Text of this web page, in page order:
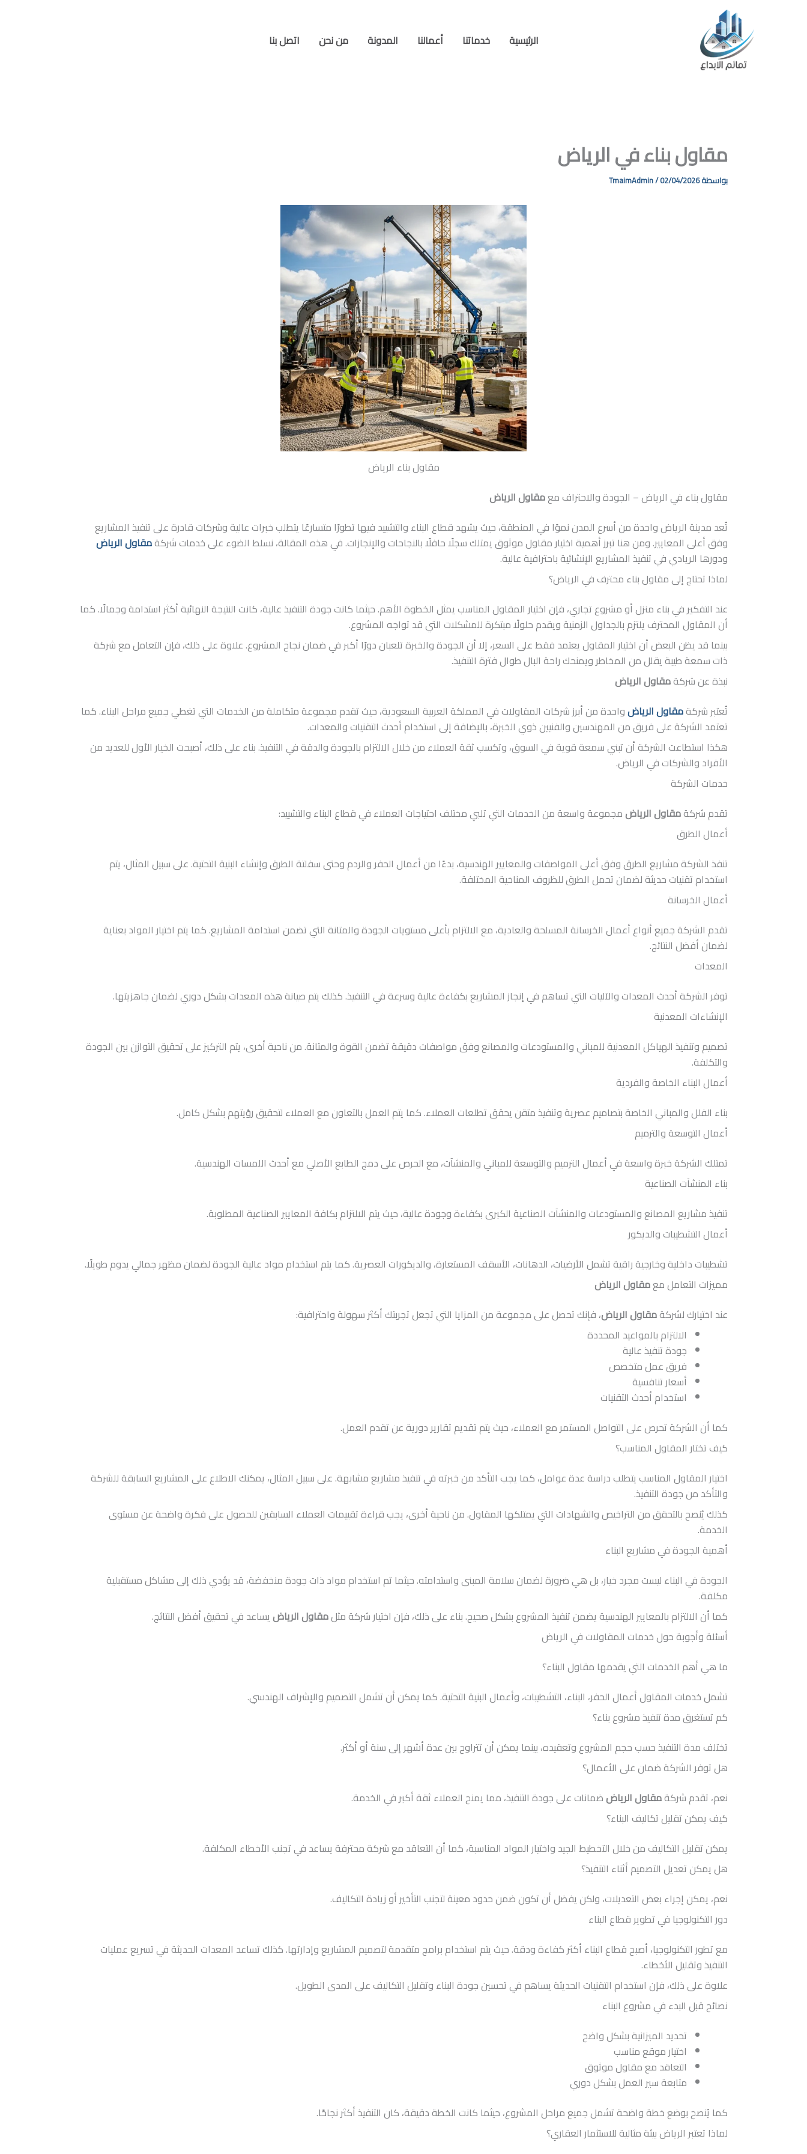
الرئيسية خدماتنا أعمالنا المدونة من نحن اتصل بنا
مقاول بناء في الرياض
بواسطة TmaimAdmin/02/04/2026
مقاول بناء الرياض
مقاول بناء في الرياض – الجودة والاحتراف معمقاول الرياض
تُعد مدينة الرياض واحدة من أسرع المدن نموًا في المنطقة، حيث يشهد قطاع البناء والتشييد فيها تطورًا متسارعًا يتطلب خبرات عالية وشركات قادرة على تنفيذ المشاريع
وفق أعلى المعايير. ومن هنا تبرز أهمية اختيار مقاول موثوق يمتلك سجلًا حافلًا بالنجاحات والإنجازات. في هذه المقالة، نسلط الضوء على خدمات شركةمقاول الرياض
ودورها الريادي في تنفيذ المشاريع الإنشائية باحترافية عالية.
لماذا تحتاج إلى مقاول بناء محترف في الرياض؟
عند التفكير في بناء منزل أو مشروع تجاري، فإن اختيار المقاول المناسب يمثل الخطوة الأهم. حيثما كانت جودة التنفيذ عالية، كانت النتيجة النهائية أكثر استدامة وجمالًا. كما
أن المقاول المحترف يلتزم بالجداول الزمنية ويقدم حلولًا مبتكرة للمشكلات التي قد تواجه المشروع.
بينما قد يظن البعض أن اختيار المقاول يعتمد فقط على السعر، إلا أن الجودة والخبرة تلعبان دورًا أكبر في ضمان نجاح المشروع. علاوة على ذلك، فإن التعامل مع شركة
ذات سمعة طيبة يقلل من المخاطر ويمنحك راحة البال طوال فترة التنفيذ.
نبذة عن شركةمقاول الرياض
تُعتبر شركةمقاول الرياضواحدة من أبرز شركات المقاولات في المملكة العربية السعودية، حيث تقدم مجموعة متكاملة من الخدمات التي تغطي جميع مراحل البناء. كما
تعتمد الشركة على فريق من المهندسين والفنيين ذوي الخبرة، بالإضافة إلى استخدام أحدث التقنيات والمعدات.
هكذا استطاعت الشركة أن تبني سمعة قوية في السوق، وتكسب ثقة العملاء من خلال الالتزام بالجودة والدقة في التنفيذ. بناء على ذلك، أصبحت الخيار الأول للعديد من
الأفراد والشركات في الرياض.
خدمات الشركة
تقدم شركةمقاول الرياضمجموعة واسعة من الخدمات التي تلبي مختلف احتياجات العملاء في قطاع البناء والتشييد:
أعمال الطرق
تنفذ الشركة مشاريع الطرق وفق أعلى المواصفات والمعايير الهندسية، بدءًا من أعمال الحفر والردم وحتى سفلتة الطرق وإنشاء البنية التحتية. على سبيل المثال، يتم
استخدام تقنيات حديثة لضمان تحمل الطرق للظروف المناخية المختلفة.
أعمال الخرسانة
تقدم الشركة جميع أنواع أعمال الخرسانة المسلحة والعادية، مع الالتزام بأعلى مستويات الجودة والمتانة التي تضمن استدامة المشاريع. كما يتم اختيار المواد بعناية
لضمان أفضل النتائج.
المعدات
توفر الشركة أحدث المعدات والآليات التي تساهم في إنجاز المشاريع بكفاءة عالية وسرعة في التنفيذ. كذلك يتم صيانة هذه المعدات بشكل دوري لضمان جاهزيتها.
الإنشاءات المعدنية
تصميم وتنفيذ الهياكل المعدنية للمباني والمستودعات والمصانع وفق مواصفات دقيقة تضمن القوة والمتانة. من ناحية أخرى، يتم التركيز على تحقيق التوازن بين الجودة
والتكلفة.
أعمال البناء الخاصة والفردية
بناء الفلل والمباني الخاصة بتصاميم عصرية وتنفيذ متقن يحقق تطلعات العملاء. كما يتم العمل بالتعاون مع العملاء لتحقيق رؤيتهم بشكل كامل.
أعمال التوسعة والترميم
تمتلك الشركة خبرة واسعة في أعمال الترميم والتوسعة للمباني والمنشآت، مع الحرص على دمج الطابع الأصلي مع أحدث اللمسات الهندسية.
بناء المنشآت الصناعية
تنفيذ مشاريع المصانع والمستودعات والمنشآت الصناعية الكبرى بكفاءة وجودة عالية، حيث يتم الالتزام بكافة المعايير الصناعية المطلوبة.
أعمال التشطيبات والديكور
تشطيبات داخلية وخارجية راقية تشمل الأرضيات، الدهانات، الأسقف المستعارة، والديكورات العصرية. كما يتم استخدام مواد عالية الجودة لضمان مظهر جمالي يدوم طويلًا.
مميزات التعامل معمقاول الرياض
عند اختيارك لشركةمقاول الرياض، فإنك تحصل على مجموعة من المزايا التي تجعل تجربتك أكثر سهولة واحترافية:
الالتزام بالمواعيد المحددة
جودة تنفيذ عالية
فريق عمل متخصص
أسعار تنافسية
استخدام أحدث التقنيات
كما أن الشركة تحرص على التواصل المستمر مع العملاء، حيث يتم تقديم تقارير دورية عن تقدم العمل.
كيف تختار المقاول المناسب؟
اختيار المقاول المناسب يتطلب دراسة عدة عوامل، كما يجب التأكد من خبرته في تنفيذ مشاريع مشابهة. على سبيل المثال، يمكنك الاطلاع على المشاريع السابقة للشركة
والتأكد من جودة التنفيذ.
كذلك يُنصح بالتحقق من التراخيص والشهادات التي يمتلكها المقاول. من ناحية أخرى، يجب قراءة تقييمات العملاء السابقين للحصول على فكرة واضحة عن مستوى
الخدمة.
أهمية الجودة في مشاريع البناء
الجودة في البناء ليست مجرد خيار، بل هي ضرورة لضمان سلامة المبنى واستدامته. حيثما تم استخدام مواد ذات جودة منخفضة، قد يؤدي ذلك إلى مشاكل مستقبلية
مكلفة.
كما أن الالتزام بالمعايير الهندسية يضمن تنفيذ المشروع بشكل صحيح. بناء على ذلك، فإن اختيار شركة مثلمقاول الرياض يساعد في تحقيق أفضل النتائج.
أسئلة وأجوبة حول خدمات المقاولات في الرياض
ما هي أهم الخدمات التي يقدمها مقاول البناء؟
تشمل خدمات المقاول أعمال الحفر، البناء، التشطيبات، وأعمال البنية التحتية. كما يمكن أن تشمل التصميم والإشراف الهندسي.
كم تستغرق مدة تنفيذ مشروع بناء؟
تختلف مدة التنفيذ حسب حجم المشروع وتعقيده، بينما يمكن أن تتراوح بين عدة أشهر إلى سنة أو أكثر.
هل توفر الشركة ضمان على الأعمال؟
نعم، تقدم شركةمقاول الرياضضمانات على جودة التنفيذ، مما يمنح العملاء ثقة أكبر في الخدمة.
كيف يمكن تقليل تكاليف البناء؟
يمكن تقليل التكاليف من خلال التخطيط الجيد واختيار المواد المناسبة، كما أن التعاقد مع شركة محترفة يساعد في تجنب الأخطاء المكلفة.
هل يمكن تعديل التصميم أثناء التنفيذ؟
نعم، يمكن إجراء بعض التعديلات، ولكن يفضل أن تكون ضمن حدود معينة لتجنب التأخير أو زيادة التكاليف.
دور التكنولوجيا في تطوير قطاع البناء
مع تطور التكنولوجيا، أصبح قطاع البناء أكثر كفاءة ودقة. حيث يتم استخدام برامج متقدمة لتصميم المشاريع وإدارتها. كذلك تساعد المعدات الحديثة في تسريع عمليات
التنفيذ وتقليل الأخطاء.
علاوة على ذلك، فإن استخدام التقنيات الحديثة يساهم في تحسين جودة البناء وتقليل التكاليف على المدى الطويل.
نصائح قبل البدء في مشروع البناء
تحديد الميزانية بشكل واضح
اختيار موقع مناسب
التعاقد مع مقاول موثوق
متابعة سير العمل بشكل دوري
كما يُنصح بوضع خطة واضحة تشمل جميع مراحل المشروع، حيثما كانت الخطة دقيقة، كان التنفيذ أكثر نجاحًا.
لماذا تعتبر الرياض بيئة مثالية للاستثمار العقاري؟